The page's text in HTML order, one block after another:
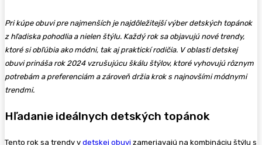
Pri kúpe obuvi pre najmenších je najdôležitejší výber detských topánok
z hľadiska pohodlia a nielen štýlu. Každý rok sa objavujú nové trendy,
ktoré si obľúbia ako módni, tak aj praktickí rodičia. V oblasti detskej
obuvi prináša rok 2024 vzrušujúcu škálu štýlov, ktoré vyhovujú rôznym
potrebám a preferenciám a zároveň držia krok s najnovšími módnymi
trendmi.
Hľadanie ideálnych detských topánok
Tento rok sa trendy v detskej obuvi zameriavajú na kombináciu štýlu s